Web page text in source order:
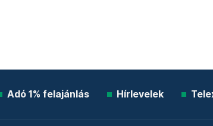
Adó 1% felajánlás Hírlevelek